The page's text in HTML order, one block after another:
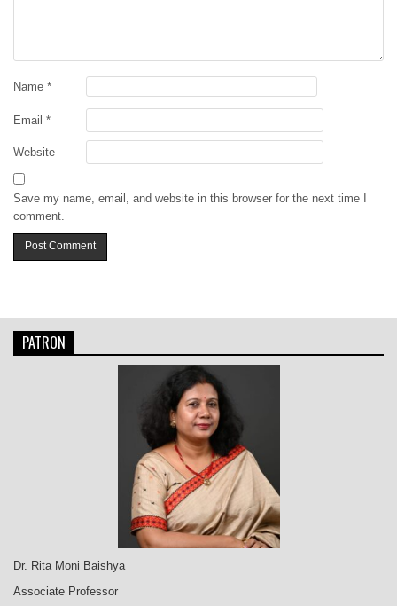
Name *
Email *
Website
Save my name, email, and website in this browser for the next time I
comment.
PATRON
Dr. Rita Moni Baishya
Associate Professor